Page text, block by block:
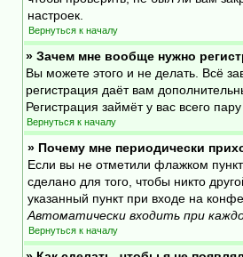
настроек.
Вернуться к началу
» Зачем мне вообще нужно
Вы можете этого и не делать. Всё
регистрация даёт вам
Регистрация займёт у вас всего
Вернуться к началу
» Почему мне периодически
Если вы не отметили флажком пункт
сделано для того, чтобы никто
указанный пункт при входе на
Автоматически входить при
Вернуться к началу